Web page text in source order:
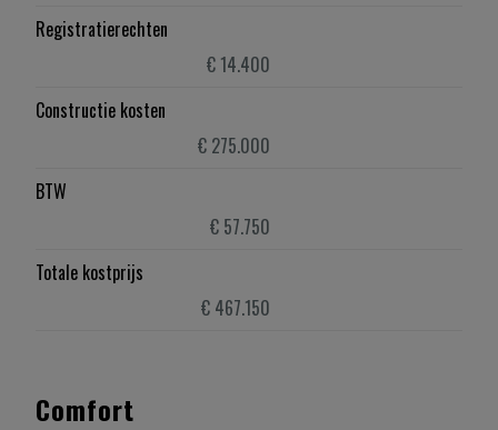
Registratierechten
€ 14.400
Constructie kosten
€ 275.000
BTW
€ 57.750
Totale kostprijs
€ 467.150
Comfort